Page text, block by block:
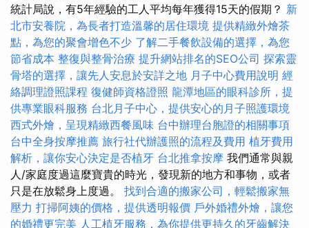
統計局說，有5年經驗的工人平均每年獲得15天的假期？ 新
北市安養院，為長者打造溫馨的居住環境 提供精緻外燴茶
點，為您的聚會增色不少 了解二手餐飲設備的選擇，為您
節省成本 整復與整骨治療 提升網站排名的SEO公司 探索靈
骨塔的選擇，讓先人安息於安詳之地 月子中心費用說明 經
絡調理證照課程 復健師資格證照 龍潭地區的眼科診所，提
供專業眼科服務 台北月子中心，提供安心的月子照護環境
西式外燴，呈現精緻西餐風味 台中辦理台胞證的相關事項
台中全身按摩推薦 旅行社代辦護照的流程及費用 植牙費用
解析，讓你安心決定是否植牙 台北推拿按摩 我們通常與親
人/家庭度過這麼寶貴的時光，發現新的地方和事物，或者
只是在放鬆身上度過。 找到合適的搬家公司，輕鬆搬家無
壓力 打掃阿姨的價格，提供透明報價 戶外婚禮外燴，讓您
的婚禮更完美 人工植牙服務，為你提供更持久的牙齒解決